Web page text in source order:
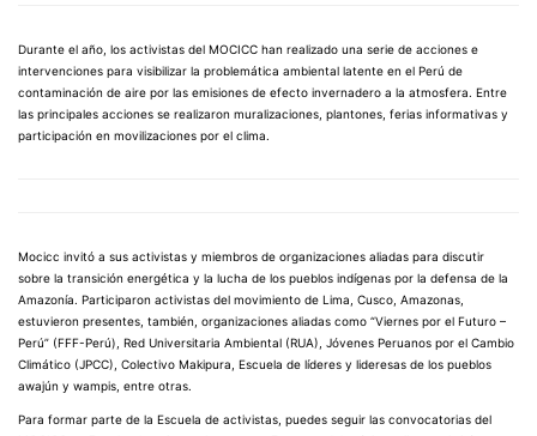
Durante el año, los activistas del MOCICC han realizado una serie de acciones e
intervenciones para visibilizar la problemática ambiental latente en el Perú de
contaminación de aire por las emisiones de efecto invernadero a la atmosfera. Entre
las principales acciones se realizaron muralizaciones, plantones, ferias informativas y
participación en movilizaciones por el clima.
Mocicc invitó a sus activistas y miembros de organizaciones aliadas para discutir
sobre la transición energética y la lucha de los pueblos indígenas por la defensa de la
Amazonía. Participaron activistas del movimiento de Lima, Cusco, Amazonas,
estuvieron presentes, también, organizaciones aliadas como “Viernes por el Futuro –
Perú” (FFF-Perú), Red Universitaria Ambiental (RUA), Jóvenes Peruanos por el Cambio
Climático (JPCC), Colectivo Makipura, Escuela de líderes y lideresas de los pueblos
awajún y wampis, entre otras.
Para formar parte de la Escuela de activistas, puedes seguir las convocatorias del